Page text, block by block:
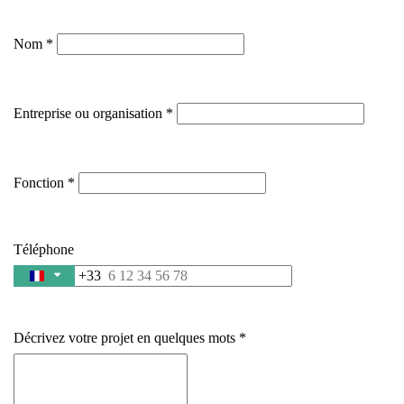
Nom
Entreprise ou organisation
Fonction
Téléphone
France
+33
Décrivez votre projet en quelques mots